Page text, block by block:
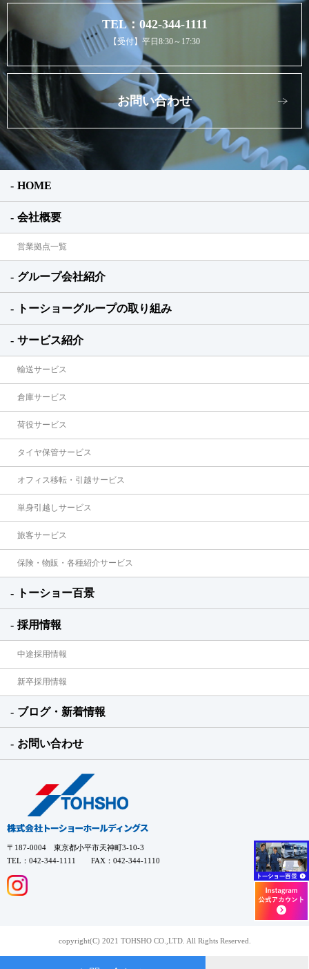
TEL：042-344-1111
【受付】平日8:30～17:30
お問い合わせ
HOME
会社概要
営業拠点一覧
グループ会社紹介
トーショーグループの取り組み
サービス紹介
輸送サービス
倉庫サービス
荷役サービス
タイヤ保管サービス
オフィス移転・引越サービス
単身引越しサービス
旅客サービス
保険・物販・各種紹介サービス
トーショー百景
採用情報
中途採用情報
新卒採用情報
ブログ・新着情報
お問い合わせ
〒187-0004 東京都小平市天神町3-10-3
TEL：042-344-1111 FAX：042-344-1110
copyright(C) 2021 TOHSHO CO.,LTD. All Rights Reserved.